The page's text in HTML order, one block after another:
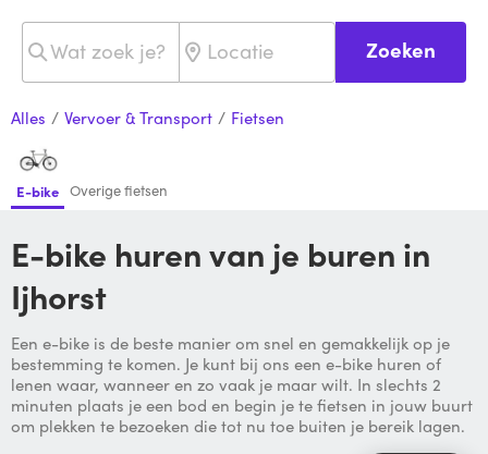
Zoeken
Alles / Vervoer & Transport / Fietsen
E-bike Overige fietsen
E-bike huren van je buren in
Ijhorst
Een e-bike is de beste manier om snel en gemakkelijk op je
bestemming te komen. Je kunt bij ons een e-bike huren of
lenen waar, wanneer en zo vaak je maar wilt. In slechts 2
minuten plaats je een bod en begin je te fietsen in jouw buurt
om plekken te bezoeken die tot nu toe buiten je bereik lagen.